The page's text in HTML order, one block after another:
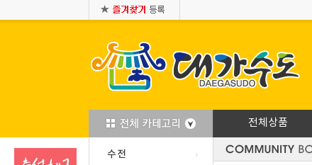
전체상품
수전